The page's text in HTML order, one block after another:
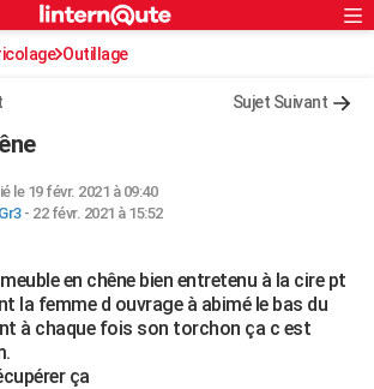
ville
S'inscrire
Connexion
Outillage
Sujet Suivant
le 19 févr. 2021 à 09:40
- 22 févr. 2021 à 15:52
en chêne bien entretenu à la cire pt
la femme d ouvrage à abimé le bas du
à chaque fois son torchon ça c est
ça